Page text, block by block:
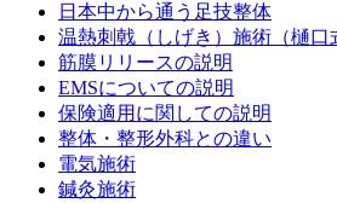
日本中から通う足技整体
温熱刺戟（しげき）施術（樋口
筋膜リリースの説明
EMSについての説明
保険適用に関しての説明
整体・整形外科との違い
電気施術
鍼灸施術